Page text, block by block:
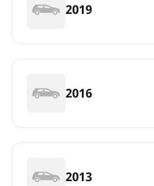
2019
2016
2013